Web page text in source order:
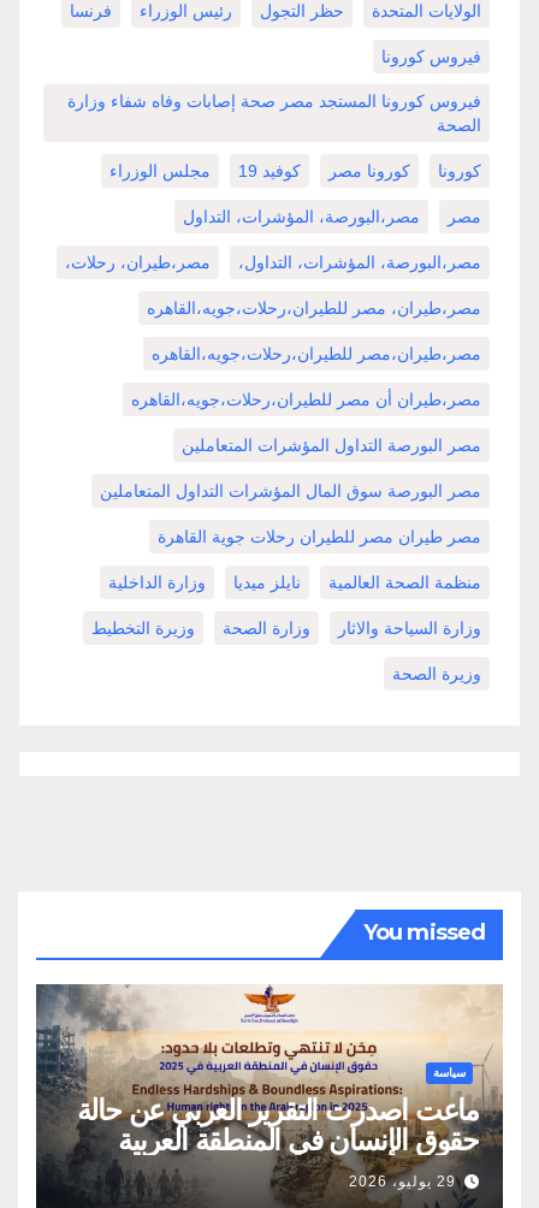
الولايات المتحدة حظر التجول رئيس الوزراء فرنسا
فيروس كورونا
فيروس كورونا المستجد مصر صحة إصابات وفاه شفاء وزارة
الصحة
كورونا كورونا مصر كوفيد 19 مجلس الوزراء
مصر مصر،البورصة، المؤشرات، التداول
مصر،البورصة، المؤشرات، التداول، مصر،طيران، رحلات،
مصر،طيران، مصر للطيران،رحلات،جويه،القاهره
مصر،طيران،مصر للطيران،رحلات،جويه،القاهره
مصر،طيران أن مصر للطيران،رحلات،جويه،القاهره
مصر البورصة التداول المؤشرات المتعاملين
مصر البورصة سوق المال المؤشرات التداول المتعاملين
مصر طيران مصر للطيران رحلات جوية القاهرة
منظمة الصحة العالمية نايلز ميديا وزارة الداخلية
وزارة السياحة والاثار وزارة الصحة وزيرة التخطيط
وزيرة الصحة
You missed
سياسة
ماعت اصدرت التقرير العربي عن حالة
حقوق الإنسان في المنطقة العربية
29 يوليو، 2026